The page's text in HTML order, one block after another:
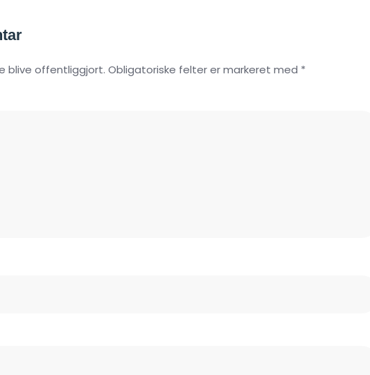
blive offentliggjort. Obligatoriske felter er markeret med *